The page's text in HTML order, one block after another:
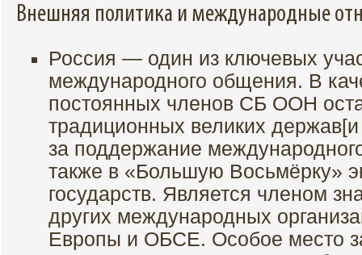
Внешняя политика и международные
Россия — один из ключевых
международного общения. В
постоянных членов СБ ООН
традиционных великих держав[и
за поддержание
также в «Большую Восьмёрку»
государств. Является членом
других международных
Европы и ОБСЕ. Особое место